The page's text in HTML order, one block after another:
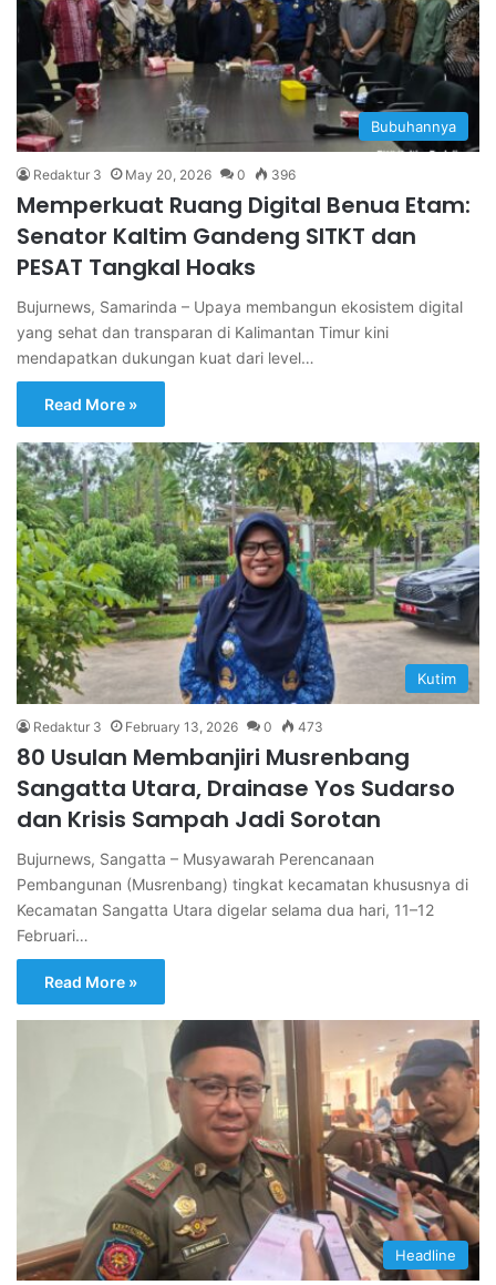
Bubuhannya
Redaktur 3 May 20, 2026 0 396
Memperkuat Ruang Digital Benua Etam:
Senator Kaltim Gandeng SITKT dan
PESAT Tangkal Hoaks
Bujurnews, Samarinda – Upaya membangun ekosistem digital
yang sehat dan transparan di Kalimantan Timur kini
mendapatkan dukungan kuat dari level…
Read More »
Kutim
Redaktur 3 February 13, 2026 0 473
80 Usulan Membanjiri Musrenbang
Sangatta Utara, Drainase Yos Sudarso
dan Krisis Sampah Jadi Sorotan
Bujurnews, Sangatta – Musyawarah Perencanaan
Pembangunan (Musrenbang) tingkat kecamatan khususnya di
Kecamatan Sangatta Utara digelar selama dua hari, 11–12
Februari…
Read More »
Headline